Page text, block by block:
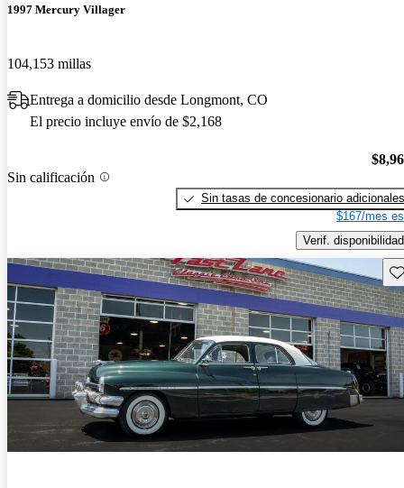
1997 Mercury Villager
104,153 millas
Entrega a domicilio desde Longmont, CO
El precio incluye envío de $2,168
Sin calificación
Sin tasas de concesionario adicionales
$167/mes
Verif. disponibilidad